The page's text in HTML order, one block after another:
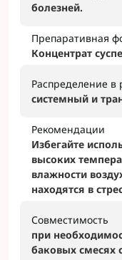
болезней.
Препаративная
Концентрат
Распределение в
системный и
Рекомендации
Избегайте
высоких
влажности
находятся в
Совместимость
при
баковых смесях